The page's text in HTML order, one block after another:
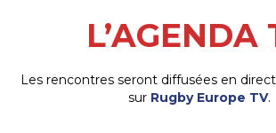
L’AGENDA
Les rencontres seront diffusées en
sur Rugby Europe TV.